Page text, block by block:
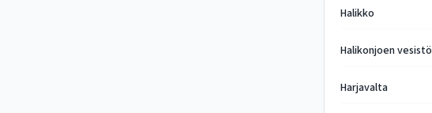
Halikko
Halikonjoen vesistö
Harjavalta